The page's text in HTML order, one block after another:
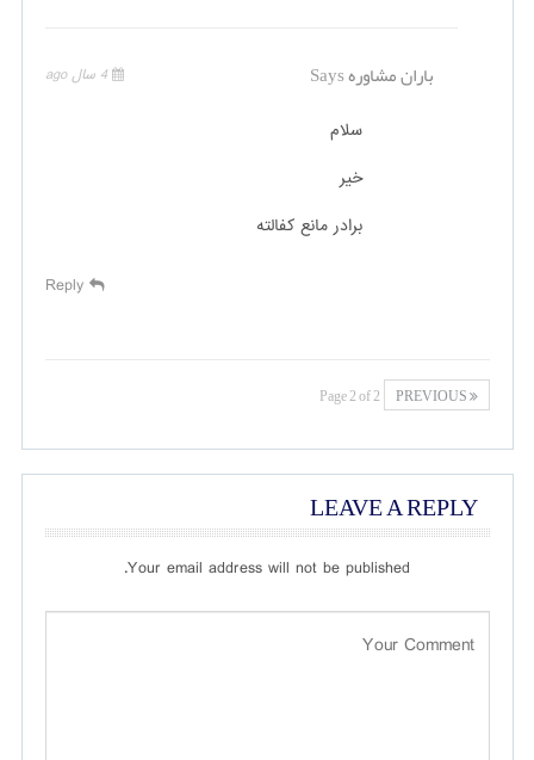
باران مشاورهSays 4 سال ago
سلام
خیر
برادر مانع کفالته
Reply
Page 2 of 2
LEAVE A REPLY
Your email address will not be published.